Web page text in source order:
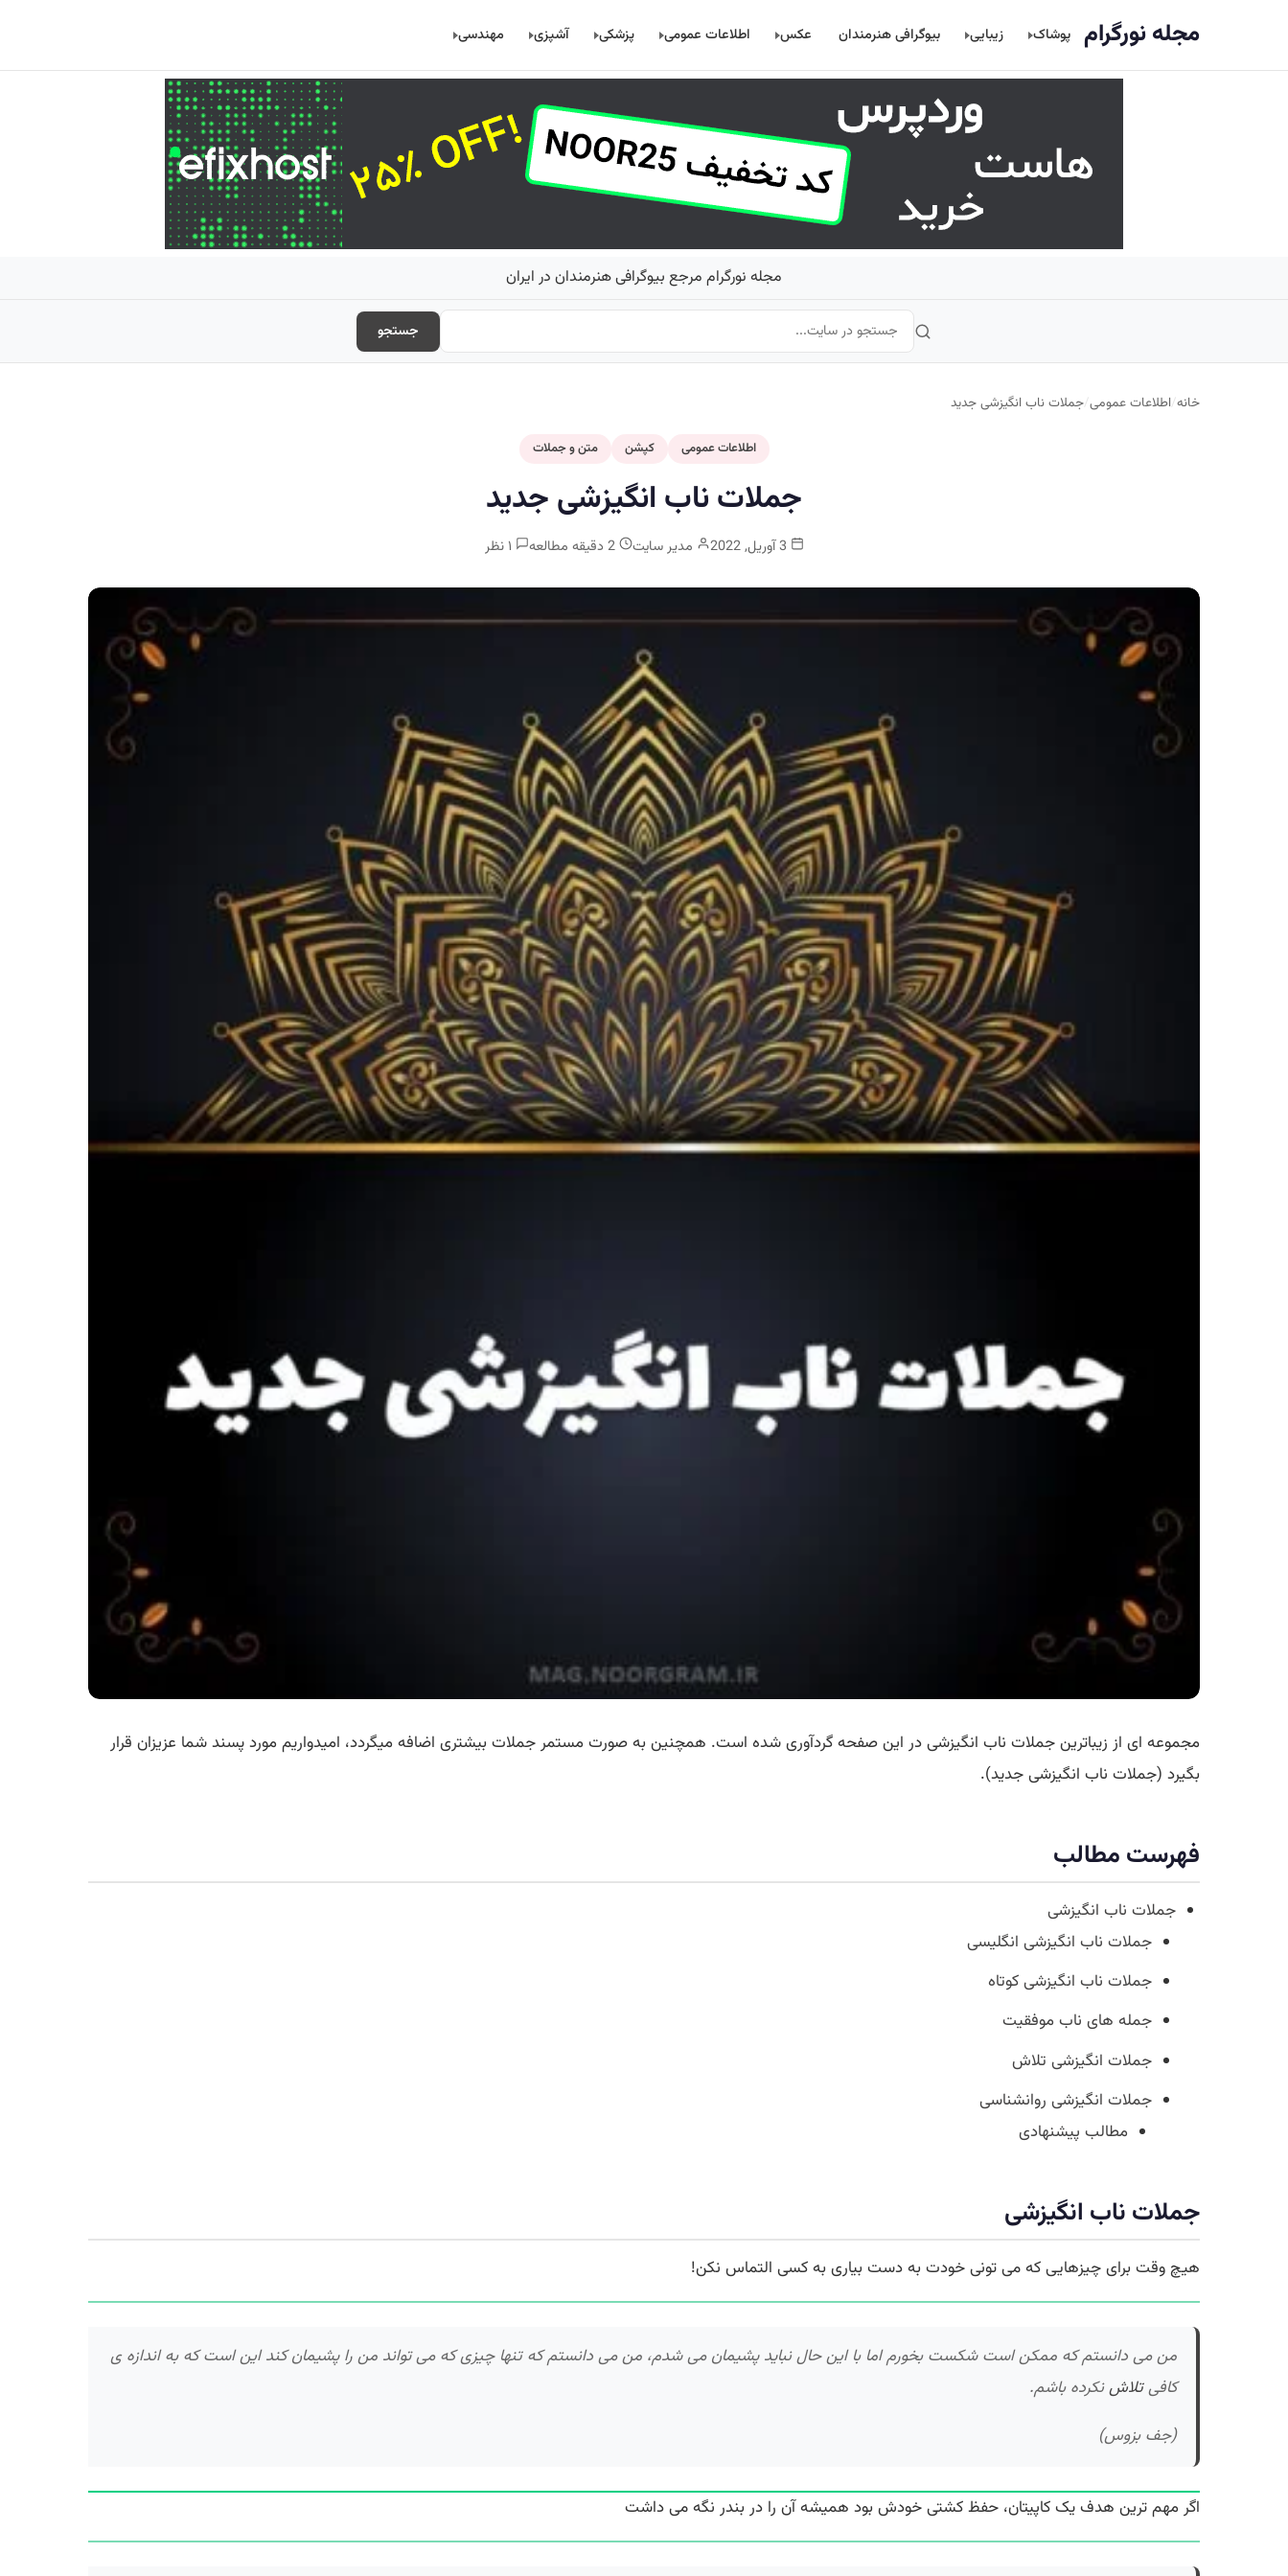
مجله نورگرام پوشاک زیبایی بیوگرافی هنرمندان عکس اطلاعات عمومی پزشکی آشپزی مهندسی
مجله نورگرام مرجع بیوگرافی هنرمندان در ایران
جستجو
خانه/اطلاعات عمومی/جملات ناب انگیزشی جدید
اطلاعات عمومی کپشن متن و جملات
جملات ناب انگیزشی جدید
مدیر سایت 2 دقیقه مطالعه
مجموعه ای از زیباترین جملات ناب انگیزشی در این صفحه گردآوری شده است. همچنین به صورت مستمر جملات بیشتری اضافه میگردد، امیدواریم مورد پسند شما عزیزان قرار
بگیرد (جملات ناب انگیزشی جدید).
فهرست مطالب
جملات ناب انگیزشی
جملات ناب انگیزشی انگلیسی
جملات ناب انگیزشی کوتاه
جمله های ناب موفقیت
جملات انگیزشی تلاش
جملات انگیزشی روانشناسی
مطالب پیشنهادی
جملات ناب انگیزشی
هیچ وقت برای چیزهایی که می تونی خودت به دست بیاری به کسی التماس نکن!
من می دانستم که ممکن است شکست بخورم اما با این حال نباید پشیمان می شدم، من می دانستم که تنها چیزی که می تواند من را پشیمان کند این است که به اندازه ی
کافیتلاشنکرده باشم.
(جف بزوس)
اگر مهم ترین هدف یک کاپیتان، حفظ کشتی خودش بود همیشه آن را در بندر نگه می داشت